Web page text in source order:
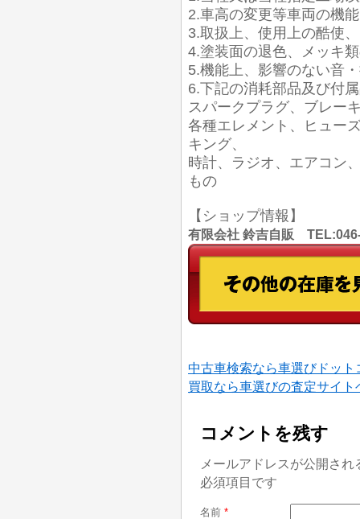
2.車高の変更等車両の機
3.取扱上、使用上の酷使
4.塗装面の退色、メッキ
5.機能上、影響のない音
6.下記の消耗部品及び付
スパークプラグ、ブレー
各種エレメント、ヒュー
キング、
時計、ラジオ、エアコン
もの
【ショップ情報】
有限会社 鈴吉自販
中古車検索なら車選びドット
買取なら車選びの査定サイト
コメントを残す
メールアドレスが公開さ
必須項目です
名前 *